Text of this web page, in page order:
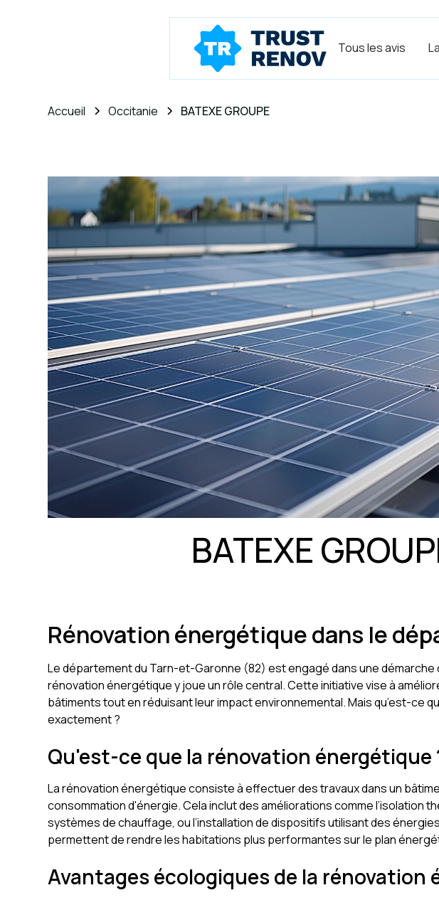
Tous les avis
Accueil Occitanie BATEXE GROUPE
BATEXE
Rénovation énergétique dans le
Le département du Tarn-et-Garonne (82) est engagé dans une
rénovation énergétique y joue un rôle central. Cette initiative vise à
bâtiments tout en réduisant leur impact environnemental. Mais qu’est-ce
exactement ?
Qu'est-ce que la rénovation énergétique
La rénovation énergétique consiste à effectuer des travaux dans un
consommation d'énergie. Cela inclut des améliorations comme l’isolation
systèmes de chauffage, ou l’installation de dispositifs utilisant des
permettent de rendre les habitations plus performantes sur le plan
Avantages écologiques de la rénovation